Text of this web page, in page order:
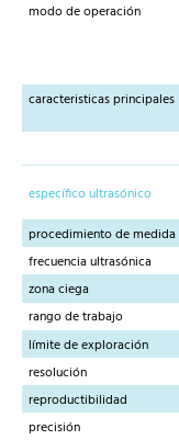
modo de operación
caracteristicas principales
específico ultrasónico
procedimiento de medida
frecuencia ultrasónica
zona ciega
rango de trabajo
límite de exploración
resolución
reproductibilidad
precisión